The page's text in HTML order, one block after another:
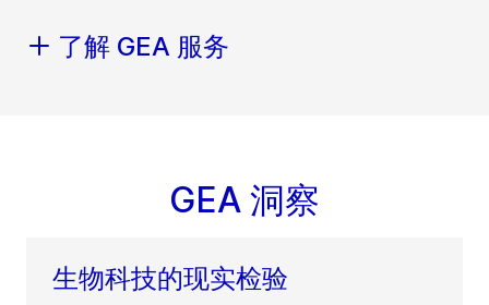
了解 GEA 服务
GEA 洞察
生物科技的现实检验